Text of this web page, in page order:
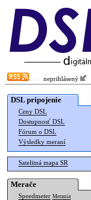
neprihlásený
DSL pripojenie
Ceny DSL
Dostupnosť DSL
Fórum o DSL
Výsledky meraní
Satelitná mapa SR
Merače
Speedmeter Merania